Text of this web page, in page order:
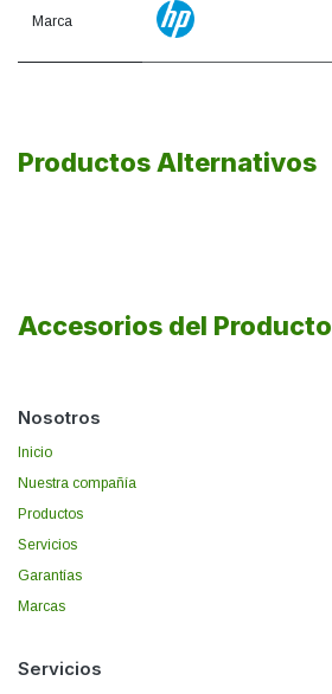
Marca
Productos Alternativos
Accesorios del Producto
Nosotros
Inicio
Nuestra compañía
Productos
Servicios
Garantías
Marcas
Servicios